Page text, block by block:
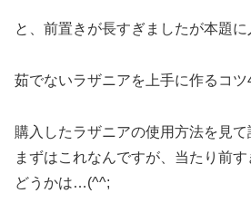
と、前置きが長すぎましたが本題
茹でないラザニアを上手に作るコツ
購入したラザニアの使用方法を見て
まずはこれなんですが、当たり前
どうかは…(^^;